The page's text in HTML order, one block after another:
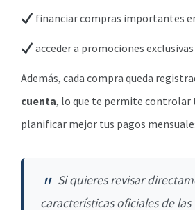
financiar compras importantes
acceder a promociones
Además, cada compra queda
cuenta, lo que te permite controlar
planificar mejor tus pagos
Si quieres revisar
características oficiales de